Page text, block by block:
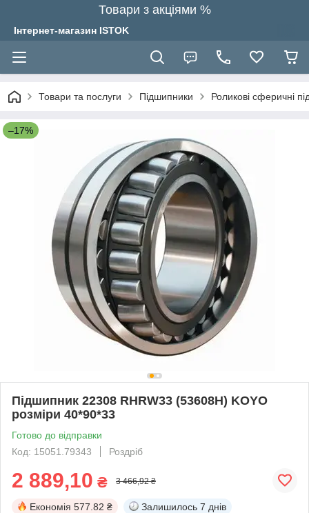
Товари з акціями %
Інтернет-магазин ISTOK
Товари та послуги Підшипники Роликові сферичні
–17%
Підшипник 22308 RHRW33 (53608H) KOYO
розміри 40*90*33
Готово до відправки
Код: 15051.79343
Роздріб
2 889,10 ₴ 3 466,92 ₴
Економія 577.82 ₴ Залишилось 7 днів